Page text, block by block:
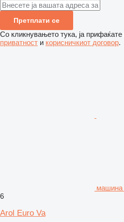
Претплати се
Со кликнувањето тука, ја
приватност и корисничкиот договор.
машина
6
Arol Euro Va